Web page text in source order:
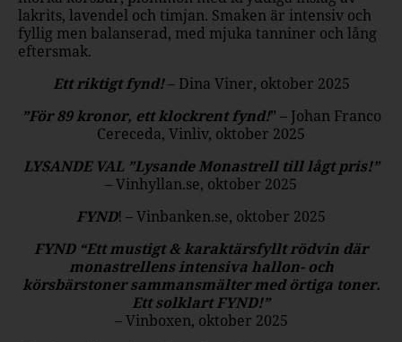
lakrits, lavendel och timjan. Smaken är intensiv och
fyllig men balanserad, med mjuka tanniner och lång
eftersmak.
Ett riktigt fynd!– Dina Viner, oktober 2025
”För 89 kronor, ett klockrent fynd!” – Johan Franco
Cereceda, Vinliv, oktober 2025
LYSANDE VAL ”Lysande Monastrell till lågt pris!”
– Vinhyllan.se, oktober 2025
FYND! – Vinbanken.se, oktober 2025
FYND “Ett mustigt & karaktärsfyllt rödvin där
monastrellens intensiva hallon- och
körsbärstoner sammansmälter med örtiga toner.
Ett solklart FYND!”
– Vinboxen, oktober 2025